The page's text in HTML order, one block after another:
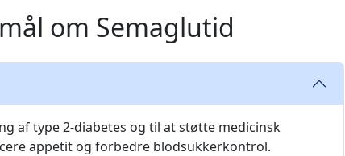
om Semaglutid
af type 2-diabetes og til at støtte medicinsk
appetit og forbedre blodsukkerkontrol.